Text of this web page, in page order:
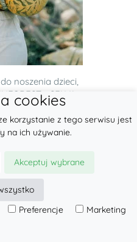
noszenia dzieci,
- SELVA -
zł
cookies
korzystanie z tego serwisu jest
na ich używanie.
Akceptuj wybrane
Preferencje Marketing